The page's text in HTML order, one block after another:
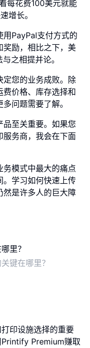
每花费100美元就能
增长。
用PayPal支付方式的
奖励，相比之下，美
之相提并论。
定您的业务成败。除
费价格、库存选择和
问题需要了解。
至关重要。如果您
服务商，我会在下面
务模式中最大的痛点
。学习如何快速上传
然是许多人的巨大障
键在哪里？
印设施选择的重要
Printify Premium赚取